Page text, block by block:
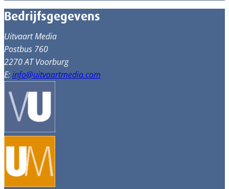
Bedrijfsgegevens
Uitvaart Media
Postbus 760
2270 AT Voorburg
E:info@uitvaartmedia.com